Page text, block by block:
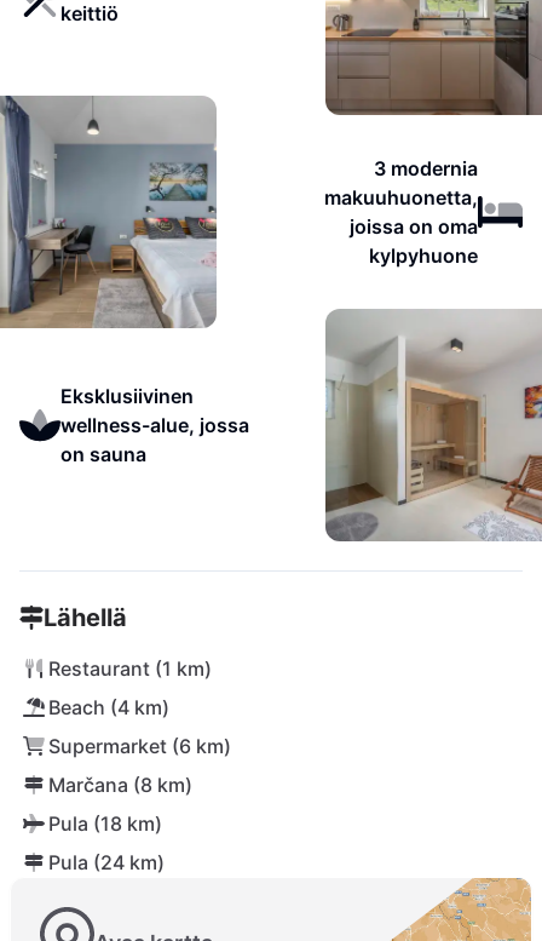
keittiö
3 modernia
makuuhuonetta,
joissa on oma
kylpyhuone
Eksklusiivinen
wellness-alue, jossa
on sauna
Lähellä
Restaurant (1 km)
Beach (4 km)
Supermarket (6 km)
Marčana (8 km)
Pula (18 km)
Pula (24 km)